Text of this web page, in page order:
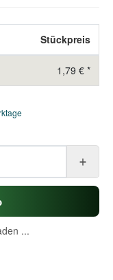
Stückpreis
1,79 € *
...